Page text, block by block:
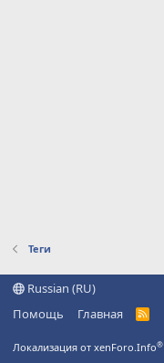
Теги
Russian (RU)
Помощь
Главная
R
Локализация от xenForo.Info®